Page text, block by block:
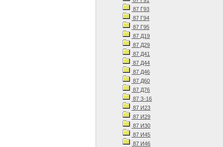
87 Г93
87 Г94
87 Г95
87 Д19
87 Д29
87 Д41
87 Д44
87 Д46
87 Д60
87 Д76
87 З-16
87 И23
87 И29
87 И30
87 И45
87 И46